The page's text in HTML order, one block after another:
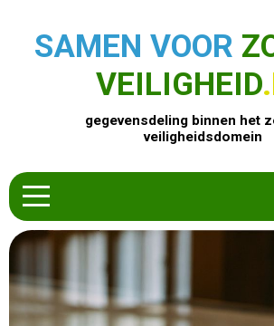
SAMEN VOOR
VEILIGHEID
gegevensdeling binnen het
veiligheidsdomein
HOME
ZOEK EEN PRODUCT
OVER ONS